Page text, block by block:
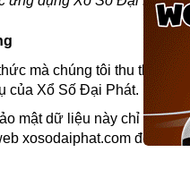
mà chúng tôi thu thập
của Xổ Số Đại Phát.
mật dữ liệu này chỉ áp
xosodaiphat.com để cập